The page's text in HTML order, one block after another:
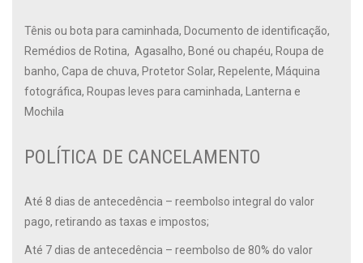
Tênis ou bota para caminhada, Documento de identificação,
Remédios de Rotina, Agasalho, Boné ou chapéu, Roupa de
banho, Capa de chuva, Protetor Solar, Repelente, Máquina
fotográfica, Roupas leves para caminhada, Lanterna e
Mochila
POLÍTICA DE CANCELAMENTO
Até 8 dias de antecedência – reembolso integral do valor
pago, retirando as taxas e impostos;
Até 7 dias de antecedência – reembolso de 80% do valor